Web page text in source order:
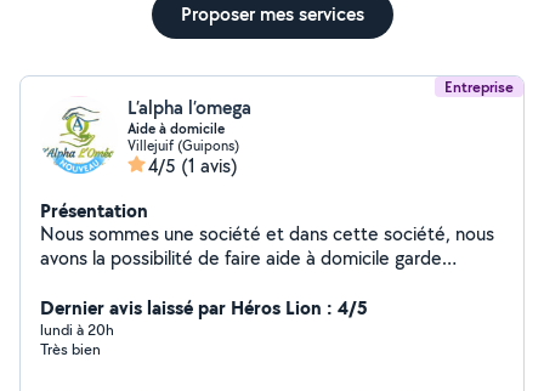
Proposer mes services
Entreprise
L’alpha l’omega
Aide à domicile
Villejuif (Guipons)
4/5 (1 avis)
Présentation
Nous sommes une société et dans cette société, nous
avons la possibilité de faire aide à domicile garde
locaux, livraison de courses, préparation de repas. Nous
faisons aussi les gardes de nuit.
Dernier avis laissé par Héros Lion : 4/5
lundi à 20h
Très bien